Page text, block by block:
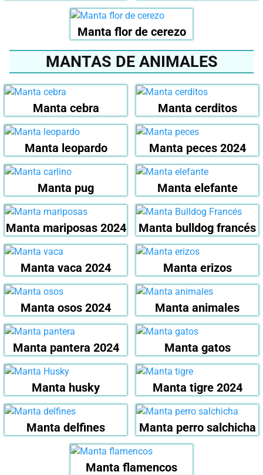
Manta flor de cerezo
MANTAS DE ANIMALES
Manta cebra Manta cerditos
Manta leopardo Manta peces 2024
Manta pug Manta elefante
Manta mariposas 2024 Manta bulldog francés
Manta vaca 2024 Manta erizos
Manta osos 2024 Manta animales
Manta pantera 2024 Manta gatos
Manta husky Manta tigre 2024
Manta delfines Manta perro salchicha
Manta flamencos